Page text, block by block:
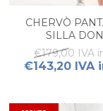
CHERVÒ
SILLA
€179,00 IVA
€143,20 IVA